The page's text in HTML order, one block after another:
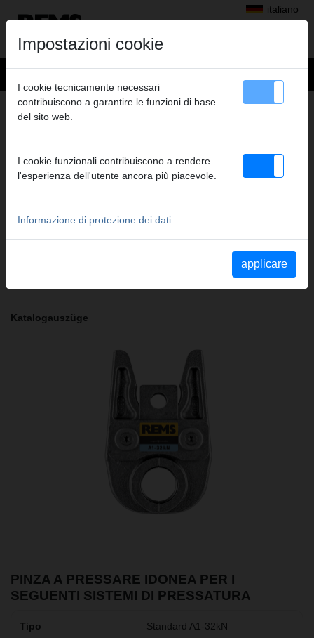
italiano
Prodotti>Pressatura radiale>Pinze a pressare/anelli a pressare REMS
> REMS Pinza a pressare TH 32
(PZ-2B) A1-32KN
Istruzioni di sicurezza PP/AP/PI/PP E01/Tagliacavo
Katalogauszüge
PINZA A PRESSARE IDONEA PER I
SEGUENTI SISTEMI DI PRESSATURA
Standard A1-32kN
Impostazioni cookie
I cookie tecnicamente necessari
contribuiscono a garantire le funzioni di base
del sito web.
I cookie funzionali contribuiscono a rendere
l'esperienza dell'utente ancora più piacevole.
Informazione di protezione dei dati
applicare